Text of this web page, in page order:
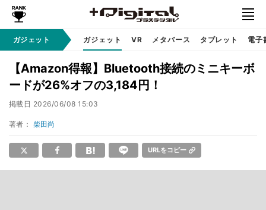
ガジェット ガジェット VR メタバース タブレット 電子
【Amazon得報】Bluetooth接続のミニキーボ
ードが26%オフの3,184円！
掲載日 2026/06/08 15:03
著者： 柴田尚
URLをコピー